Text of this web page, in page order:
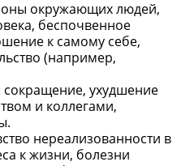
окружающих людей,
беспочвенное
к самому себе,
(например,
ухудшение
и коллегами,
нереализованности в
к жизни, болезни